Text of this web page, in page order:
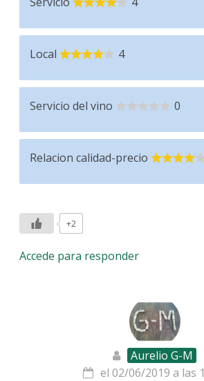
Local 4
Servicio del vino 0
Relacion calidad-precio
+2
Accede para responder
Aurelio G-M
el 02/06/2019 a las